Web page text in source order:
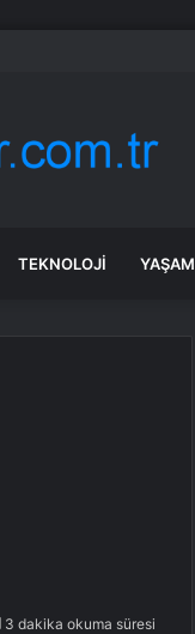
kaldırıldı
TEKNOLOJI YAŞAM
3 dakika okuma süresi